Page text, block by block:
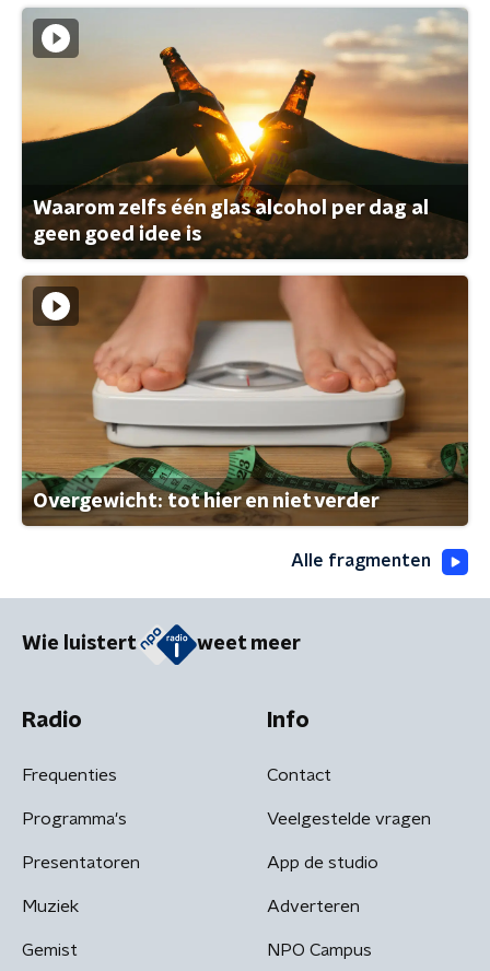
Waarom zelfs één glas alcohol per dag al
geen goed idee is
Overgewicht: tot hier en niet verder
Alle fragmenten
Wie luistert weet meer
Radio
Frequenties
Programma's
Presentatoren
Muziek
Gemist
Info
Contact
Veelgestelde vragen
App de studio
Adverteren
NPO Campus